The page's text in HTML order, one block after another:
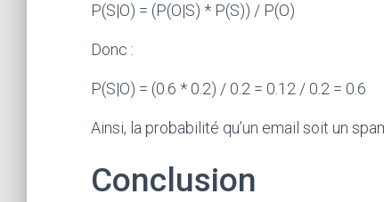
P(S|O) = (P(O|S) * P(S)) / P(O)
Donc :
P(S|O) = (0.6 * 0.2) / 0.2 = 0.12 / 0.2 = 0.6
Ainsi, la probabilité qu’un email soit un
Conclusion